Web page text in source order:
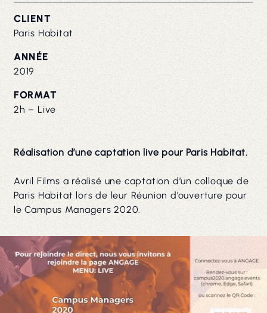
CLIENT
Paris Habitat
ANNÉE
2019
FORMAT
2h – Live
Réalisation d’une captation live pour Paris Habitat.
Avril Films a réalisé une captation d’un colloque de
Paris Habitat lors de leur Réunion d’ouverture pour
le Campus Managers 2020.